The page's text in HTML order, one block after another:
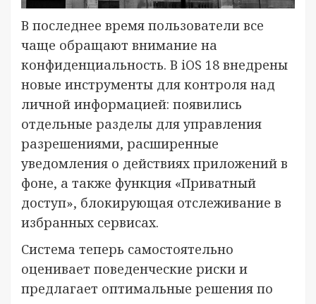
В последнее время пользователи все
чаще обращают внимание на
конфиденциальность. В iOS 18 внедрены
новые инструменты для контроля над
личной информацией: появились
отдельные разделы для управления
разрешениями, расширенные
уведомления о действиях приложений в
фоне, а также функция «Приватный
доступ», блокирующая отслеживание в
избранных сервисах.
Система теперь самостоятельно
оценивает поведенческие риски и
предлагает оптимальные решения по